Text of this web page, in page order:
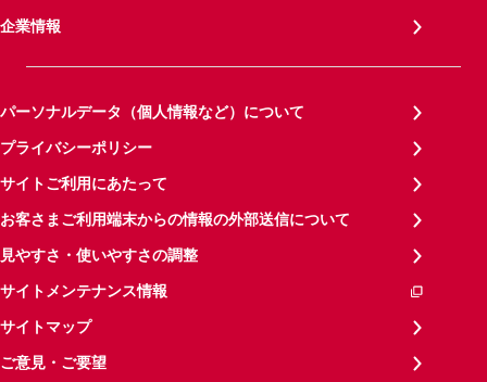
企業情報
パーソナルデータ（個人情報など）について
プライバシーポリシー
サイトご利用にあたって
お客さまご利用端末からの情報の外部送信について
見やすさ・使いやすさの調整
サイトメンテナンス情報
サイトマップ
ご意見・ご要望